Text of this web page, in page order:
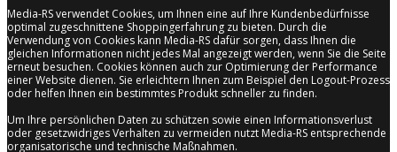
Media-RS verwendet Cookies, um Ihnen eine auf Ihre Kundenbedürfnisse
optimal zugeschnittene Shoppingerfahrung zu bieten. Durch die
Verwendung von Cookies kann Media-RS dafür sorgen, dass Ihnen die
gleichen Informationen nicht jedes Mal angezeigt werden, wenn Sie die Seite
erneut besuchen. Cookies können auch zur Optimierung der Performance
einer Website dienen. Sie erleichtern Ihnen zum Beispiel den Logout-Prozess
oder helfen Ihnen ein bestimmtes Produkt schneller zu finden.
Um Ihre persönlichen Daten zu schützen sowie einen Informationsverlust
oder gesetzwidriges Verhalten zu vermeiden nutzt Media-RS entsprechende
organisatorische und technische Maßnahmen.